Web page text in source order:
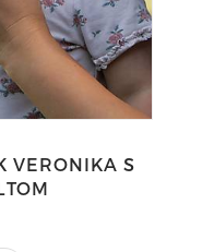
VERONIKA S